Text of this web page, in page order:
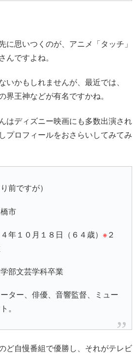
に思いつくのが、アニメ 「タッチ」
んですよね。
いかもしれませんが、最近では、
界王神などが有名ですかね。
はディズニー映画にも多数出演され
プロフィールをおさらいしてみてみ
前ですが）
市
年１０月１８日（６４歳）※２
部文芸学科卒業
ター、俳優、音響監督、ミュー
。
ど自慢番組で優勝し、それがテレビ